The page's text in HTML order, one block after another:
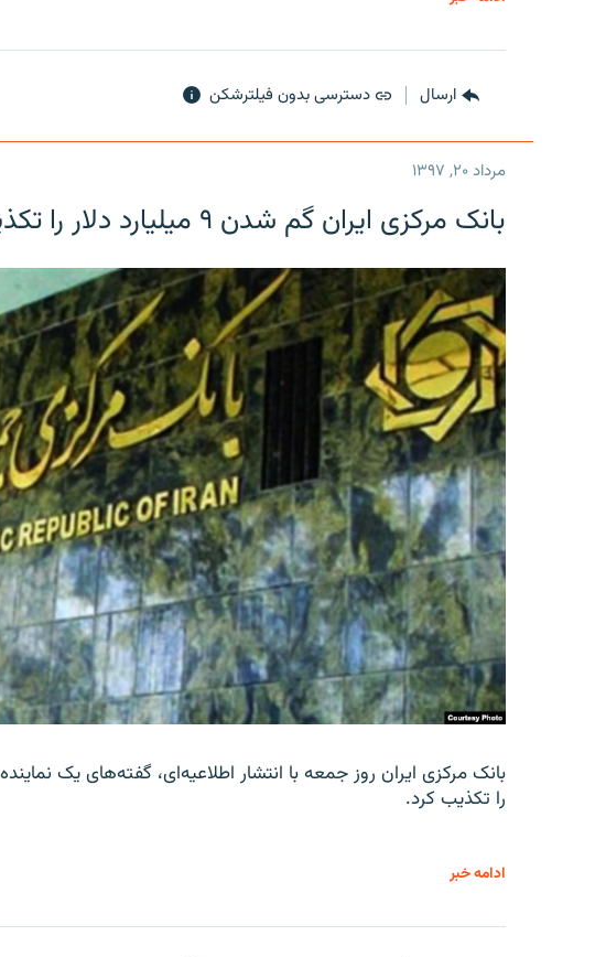
ارسال دسترسی بدون فیلترشکن
مرداد ۲۰, ۱۳۹۷
بانک مرکزی ایران گم شدن ۹ میلیارد دلار را تکذیب کرد
را تکذیب کرد.
ادامه خبر